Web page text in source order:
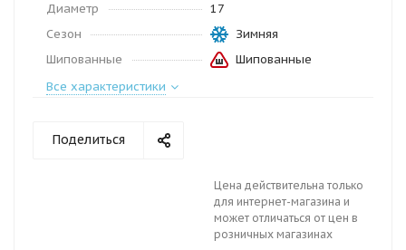
Диаметр
17
Сезон
Зимняя
Шипованные
Шипованные
Все характеристики
Поделиться
Цена действительна только
для интернет-магазина и
может отличаться от цен в
розничных магазинах